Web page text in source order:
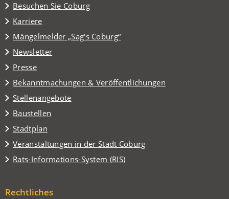
Besuchen Sie Coburg
(Öffnet
in
einem
neuen
Tab)
Karriere
Mängelmelder „Sag's Coburg“
(Öffnet
in
einem
neuen
Tab)
Newsletter
Presse
Bekanntmachungen & Veröffentlichungen
Stellenangebote
Baustellen
Stadtplan
(Öffnet
in
einem
neuen
Veranstaltungen in der Stadt Coburg
(Öffnet
in
einem
Tab)
Rats-Informations-System (RIS)
(Öffnet
neuen
Rechtliches